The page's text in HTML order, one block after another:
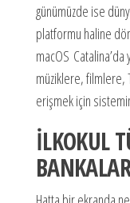
günümüzde ise
platformu haline
macOS
müziklere, filmlere,
erişmek için
İLKOKUL